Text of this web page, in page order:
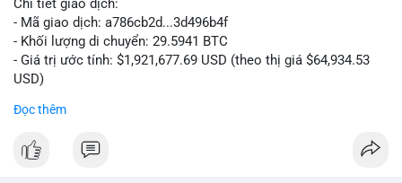
Chi tiết giao dịch:
- Mã giao dịch: a786cb2d...3d496b4f
- Khối lượng di chuyển: 29.5941 BTC
- Giá trị ước tính: $1,921,677.69 USD (theo thị giá $64,934.53
USD)
USD được thực hiện trong một khối chưa xác nhận cho thấy
Đọc thêm